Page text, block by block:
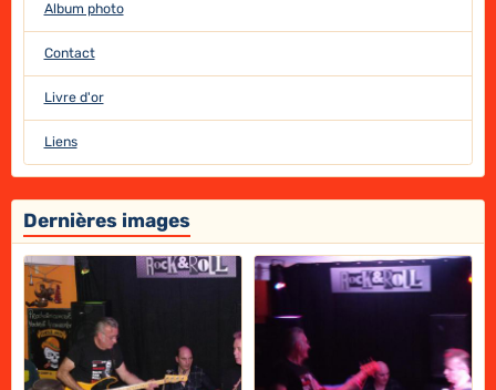
Album photo
Contact
Livre d'or
Liens
Dernières images